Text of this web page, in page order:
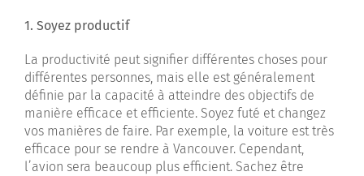
1. Soyez productif
La productivité peut signifier différentes choses pour
différentes personnes, mais elle est généralement
définie par la capacité à atteindre des objectifs de
manière efficace et efficiente. Soyez futé et changez
vos manières de faire. Par exemple, la voiture est très
efficace pour se rendre à Vancouver. Cependant,
l’avion sera beaucoup plus efficient. Sachez être